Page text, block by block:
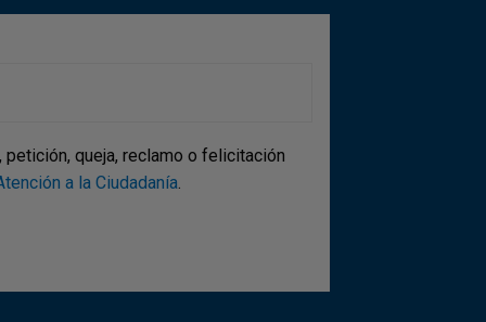
queja, reclamo o felicitación
a la Ciudadanía.